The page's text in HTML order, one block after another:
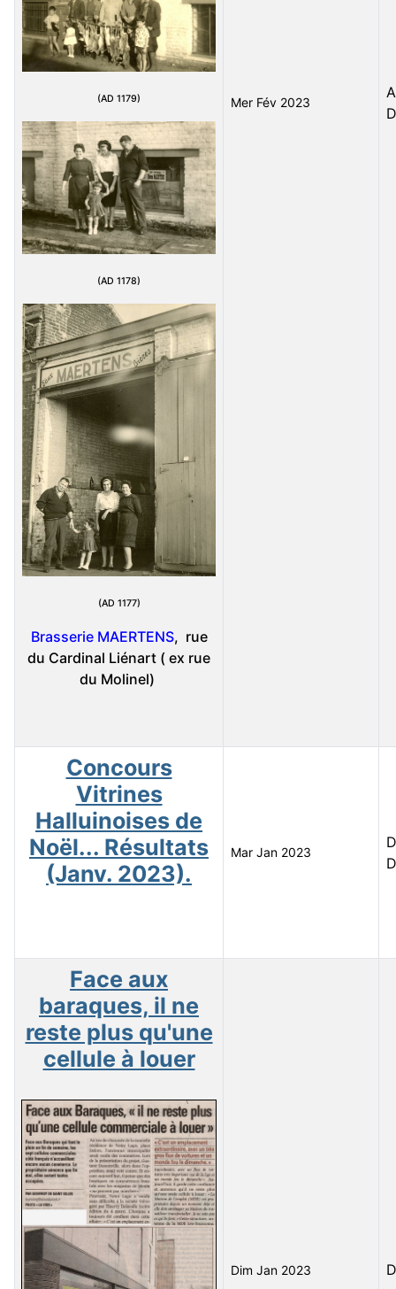
(AD 1179)
(AD 1178)
(AD 1177)
Brasserie MAERTENS, rue
du Cardinal Liénart ( ex rue
du Molinel)
Mer Fév 2023
Concours
Vitrines
Halluinoises de
Noël... Résultats
(Janv. 2023).
Mar Jan 2023
Face aux
baraques, il ne
reste plus qu'une
cellule à louer
Dim Jan 2023